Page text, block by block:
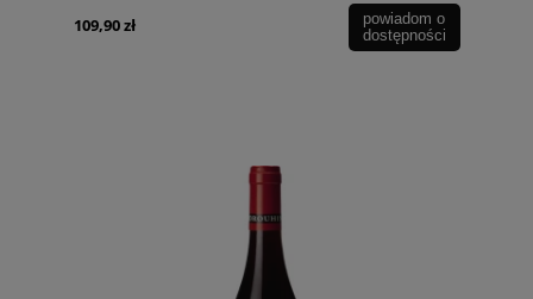
109,90 zł
powiadom o
dostępności